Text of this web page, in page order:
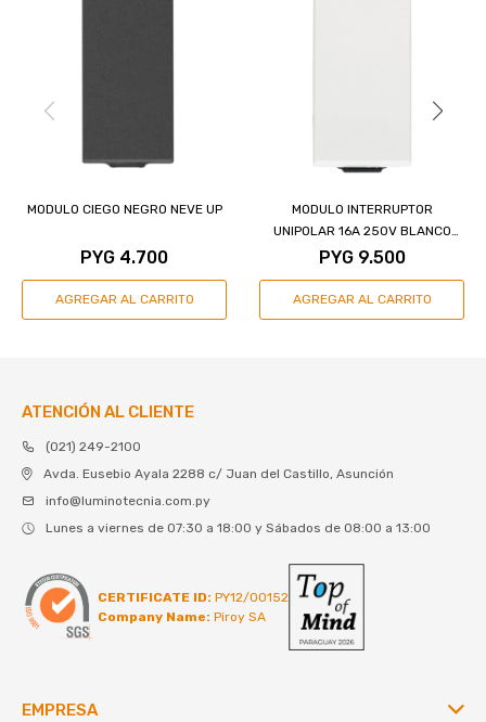
MODULO CIEGO NEGRO NEVE UP
PYG 4.700
MODULO INTERRUPTOR
UNIPOLAR 16A 250V BLANCO
NEVE UP
PYG 9.500
ATENCIÓN AL CLIENTE
(021) 249-2100
Avda. Eusebio Ayala 2288 c/ Juan del Castillo, Asunción
info@luminotecnia.com.py
Lunes a viernes de 07:30 a 18:00 y Sábados de 08:00 a 13:00
CERTIFICATE ID: PY12/00152
Company Name: Piroy SA
EMPRESA